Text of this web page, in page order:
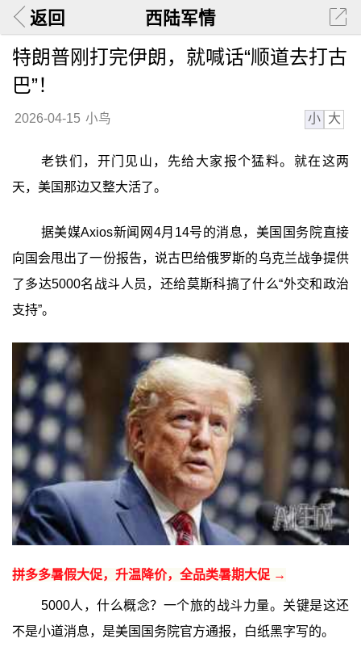
返回 西陆军情
特朗普刚打完伊朗，就喊话“顺道去打古
巴”！
2026-04-15 小鸟 小 大
老铁们，开门见山，先给大家报个猛料。就在这两
天，美国那边又整大活了。
据美媒Axios新闻网4月14号的消息，美国国务院直接
向国会甩出了一份报告，说古巴给俄罗斯的乌克兰战争提供
了多达5000名战斗人员，还给莫斯科搞了什么“外交和政治
支持”。
拼多多暑假大促，升温降价，全品类暑期大促 →
5000人，什么概念？一个旅的战斗力量。关键是这还
不是小道消息，是美国国务院官方通报，白纸黑字写的。